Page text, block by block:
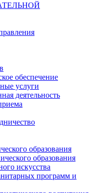
обеспечение
услуги
деятельность
образования
образования
искусства
программ и